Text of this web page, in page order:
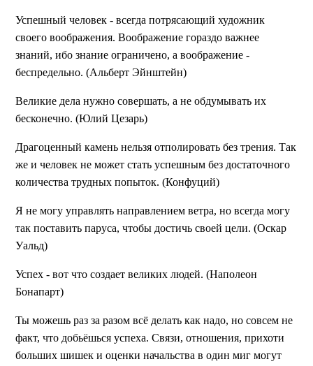
Успешный человек - всегда потрясающий художник
своего воображения. Воображение гораздо важнее
знаний, ибо знание ограничено, а воображение -
беспредельно. (Альберт Эйнштейн)
Великие дела нужно совершать, а не обдумывать их
бесконечно. (Юлий Цезарь)
Драгоценный камень нельзя отполировать без трения. Так
же и человек не может стать успешным без достаточного
количества трудных попыток. (Конфуций)
Я не могу управлять направлением ветра, но всегда могу
так поставить паруса, чтобы достичь своей цели. (Оскар
Уальд)
Успех - вот что создает великих людей. (Наполеон
Бонапарт)
Ты можешь раз за разом всё делать как надо, но совсем не
факт, что добьёшься успеха. Связи, отношения, прихоти
больших шишек и оценки начальства в один миг могут